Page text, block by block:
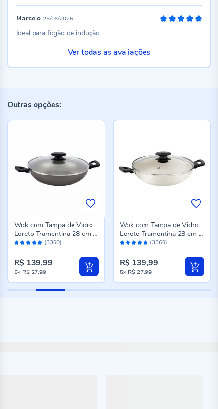
Marcelo 25/06/2026
Ideal para fogão de indução
Ver todas as avaliações
Outras opções:
Avaliação: (3360)
Wok com Tampa de Vidro
Loreto Tramontina 28 cm -
Grafite
R$ 139,99
5x R$ 27,99
Avaliação: (3360)
Wok com Tampa de Vidro
Loreto Tramontina 28 cm -
Bege
R$ 139,99
5x R$ 27,99